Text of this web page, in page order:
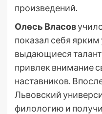
произведений.
Олесь Власов
показал себя
выдающиеся
привлек внимание
наставников.
Львовский
филологию и